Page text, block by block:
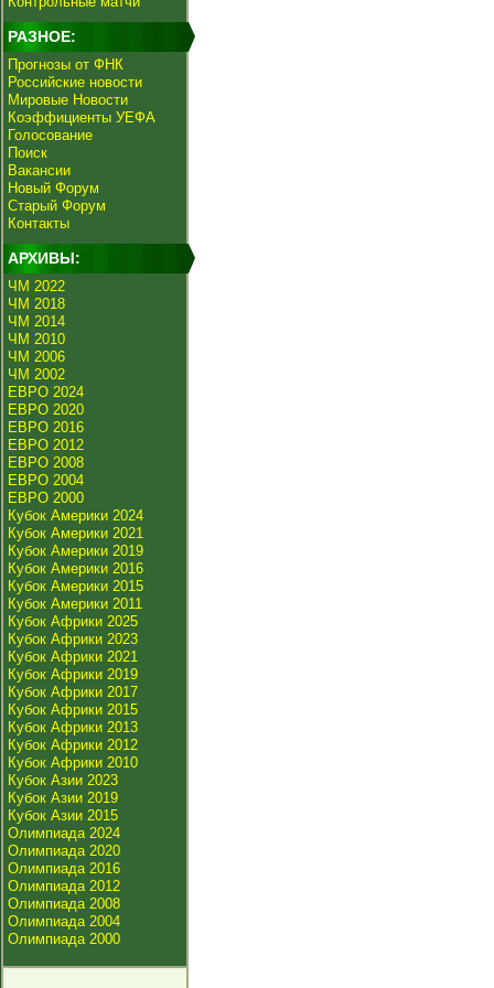
РАЗНОЕ:
Прогнозы от ФНК
Российские новости
Мировые Новости
Коэффициенты УЕФА
Голосование
Поиск
Вакансии
Новый Форум
Старый Форум
Контакты
АРХИВЫ:
ЧМ 2022
ЧМ 2018
ЧМ 2014
ЧМ 2010
ЧМ 2006
ЧМ 2002
ЕВРО 2024
ЕВРО 2020
ЕВРО 2016
ЕВРО 2012
ЕВРО 2008
ЕВРО 2004
ЕВРО 2000
Кубок Америки 2024
Кубок Америки 2021
Кубок Америки 2019
Кубок Америки 2016
Кубок Америки 2015
Кубок Америки 2011
Кубок Африки 2025
Кубок Африки 2023
Кубок Африки 2021
Кубок Африки 2019
Кубок Африки 2017
Кубок Африки 2015
Кубок Африки 2013
Кубок Африки 2012
Кубок Африки 2010
Кубок Азии 2023
Кубок Азии 2019
Кубок Азии 2015
Олимпиада 2024
Олимпиада 2020
Олимпиада 2016
Олимпиада 2012
Олимпиада 2008
Олимпиада 2004
Олимпиада 2000